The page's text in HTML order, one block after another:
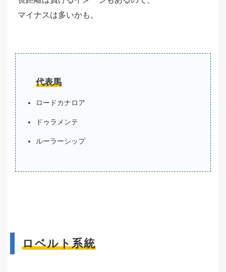
マイナスは多いかも。
代表馬
ロードカナロア
ドゥラメンテ
ルーラーシップ
ロベルト系統